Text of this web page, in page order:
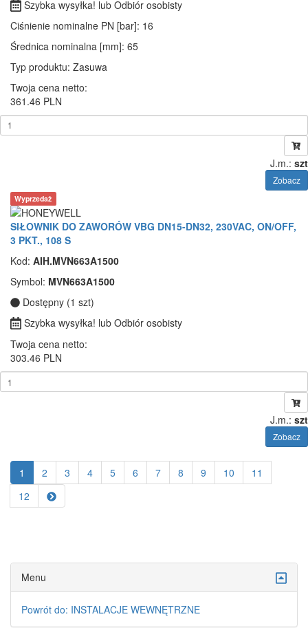
Szybka wysyłka! lub Odbiór osobisty
Ciśnienie nominalne PN [bar]: 16
Średnica nominalna [mm]: 65
Typ produktu: Zasuwa
Twoja cena netto:
361.46 PLN
J.m.: szt
Zobacz
Wyprzedaż
SIŁOWNIK DO ZAWORÓW VBG DN15-DN32, 230VAC, ON/OFF,
3 PKT., 108 S
Kod: AIH.MVN663A1500
Symbol: MVN663A1500
Dostępny (1 szt)
Szybka wysyłka! lub Odbiór osobisty
Twoja cena netto:
303.46 PLN
J.m.: szt
Zobacz
1 2 3 4 5 6 7 8 9 10
11
12
Menu
Powrót do: INSTALACJE WEWNĘTRZNE